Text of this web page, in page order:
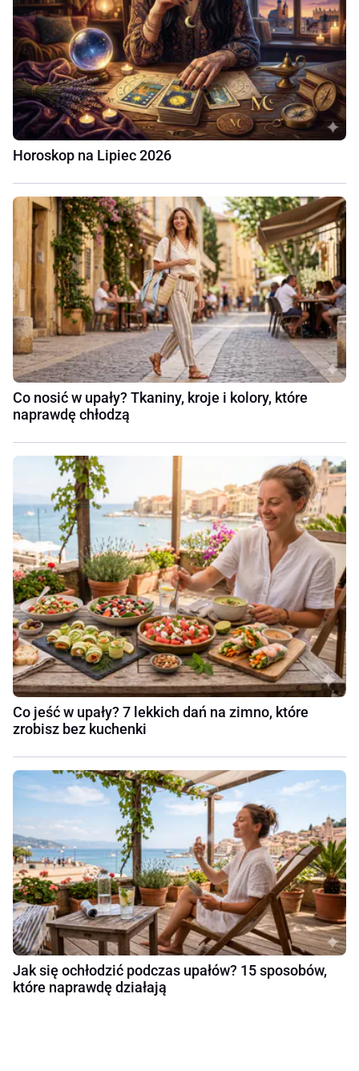
Horoskop na Lipiec 2026
Co nosić w upały? Tkaniny, kroje i kolory, które
naprawdę chłodzą
Co jeść w upały? 7 lekkich dań na zimno, które
zrobisz bez kuchenki
Jak się ochłodzić podczas upałów? 15 sposobów,
które naprawdę działają